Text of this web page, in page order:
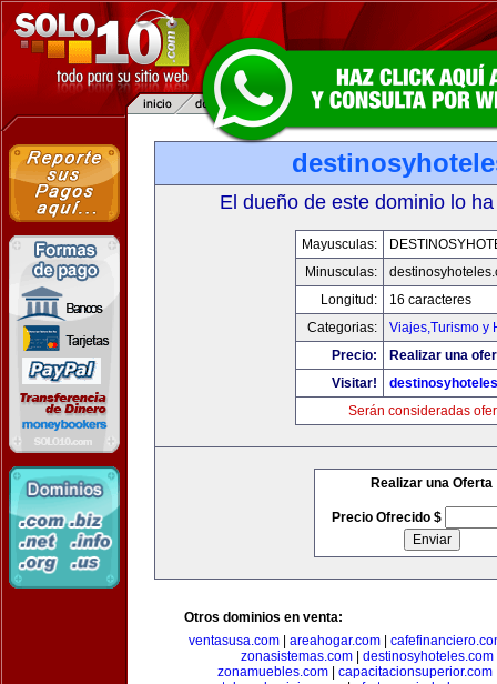
El dueño de este dominio lo
Mayusculas:
Minusculas:
Longitud:
16 caracteres
Categorias:
Viajes,Turismo y
Precio:
Realizar una
Visitar!
Serán consideradas
Realizar una Oferta
Precio Ofrecido $
Otros dominios en venta:
ventasusa.com
areahogar.com
zonasistemas.com| destinosyhoteles.com
zonamuebles.com| capacitacionsuperior.com